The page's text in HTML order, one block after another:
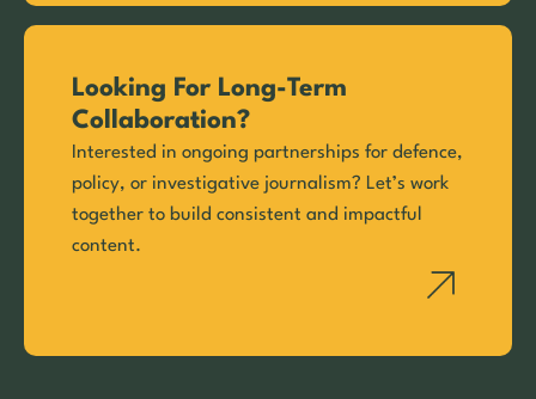
Looking For Long-Term
Collaboration?
Interested in ongoing partnerships for defence,
policy, or investigative journalism? Let’s work
together to build consistent and impactful
content.